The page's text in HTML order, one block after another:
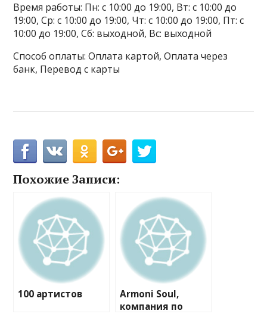
Время работы: Пн: с 10:00 до 19:00, Вт: с 10:00 до
19:00, Ср: с 10:00 до 19:00, Чт: с 10:00 до 19:00, Пт: с
10:00 до 19:00, Сб: выходной, Вс: выходной
Способ оплаты: Оплата картой, Оплата через
банк, Перевод с карты
Похожие Записи:
100 артистов
Armoni Soul,
компания по